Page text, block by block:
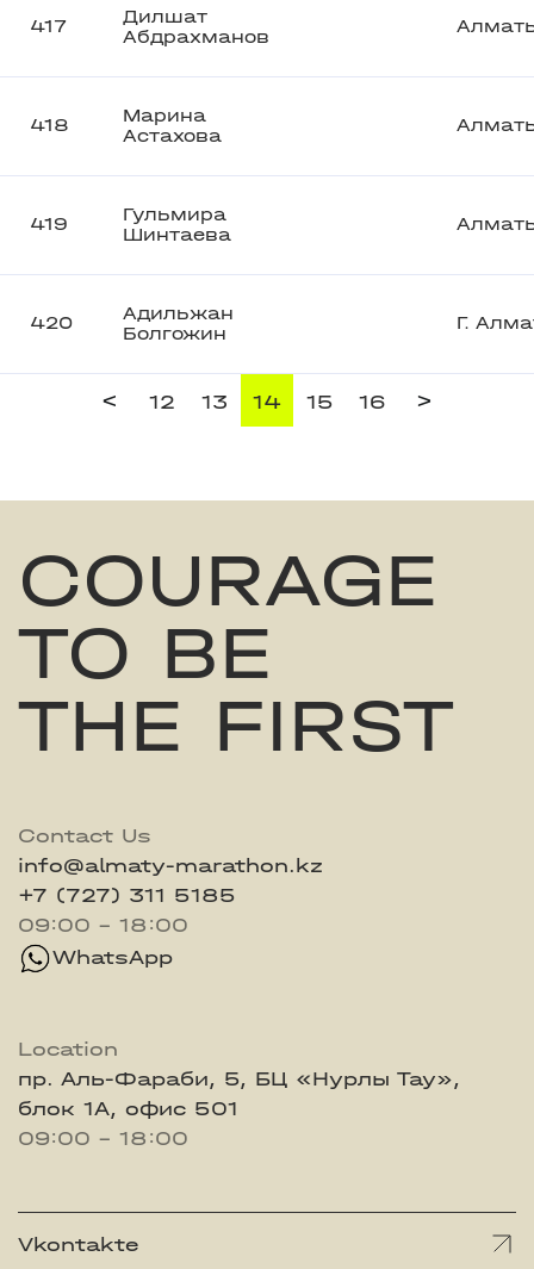
417
Дилшат
Абдрахманов
418
Марина
Астахова
419
Гульмира
Шинтаева
420
Адильжан
Болгожин
Г.
< 12 13 14 15 16 >
COURAGE
TO BE
THE FIRST
Contact Us
info@almaty-marathon.kz
+7 (727) 311 5185
09:00 - 18:00
WhatsApp
Location
пр. Аль-Фараби, 5, БЦ «Нурлы Тау»,
блок 1А, офис 501
09:00 - 18:00
Vkontakte